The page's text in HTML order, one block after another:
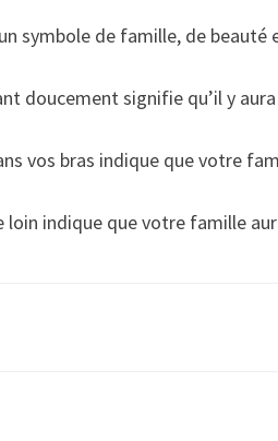
symbole de famille, de
doucement signifie qu’il y
vos bras indique que votre
loin indique que votre famille